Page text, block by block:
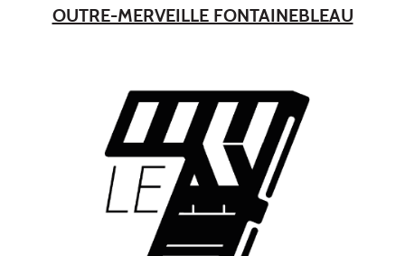
OUTRE-MERVEILLE FONTAINEBLEAU